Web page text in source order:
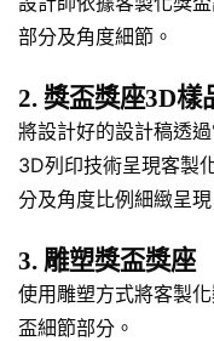
部分及角度細節。
2. 獎盃獎座3D樣
將設計好的設計稿透
3D列印技術呈現客製
分及角度比例細緻呈現
3. 雕塑獎盃獎座
使用雕塑方式將客製
盃細節部分。